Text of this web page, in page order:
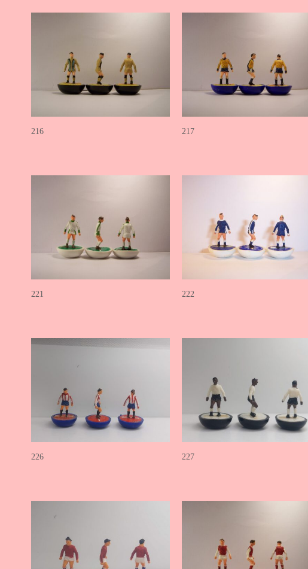
216 217
221 222
226 227